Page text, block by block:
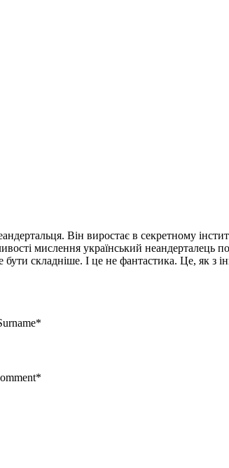
Він виростає в секретному
мислення український неандерталець
складніше. І це не фантастика. Це, як з